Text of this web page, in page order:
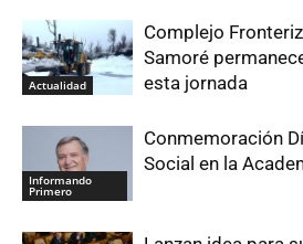
Actualidad
Complejo
Samoré
esta jornada
Informando
Primero
Conmemoración
Social en la